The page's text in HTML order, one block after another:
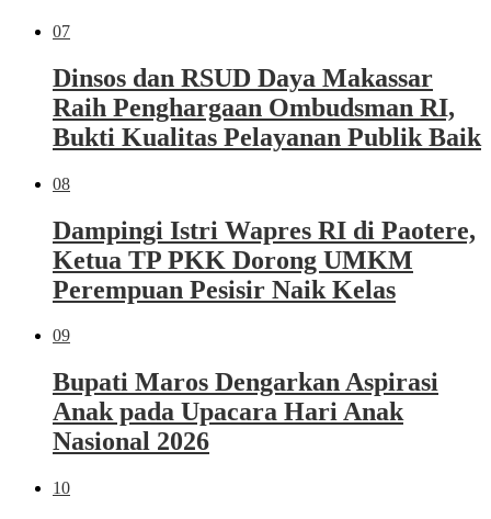
07
Dinsos dan RSUD Daya Makassar
Raih Penghargaan Ombudsman RI,
Bukti Kualitas Pelayanan Publik Baik
08
Dampingi Istri Wapres RI di Paotere,
Ketua TP PKK Dorong UMKM
Perempuan Pesisir Naik Kelas
09
Bupati Maros Dengarkan Aspirasi
Anak pada Upacara Hari Anak
Nasional 2026
10